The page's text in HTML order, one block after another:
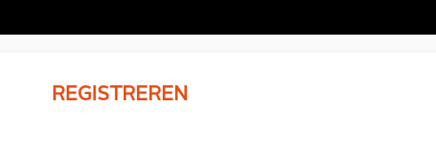
REGISTREREN